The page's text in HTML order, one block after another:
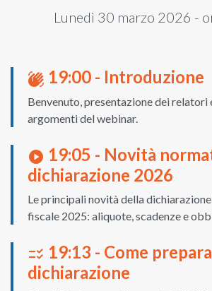
Lunedì 30 marzo 2026 -
waving_hand 19:00 - Introduzione
Benvenuto, presentazione dei relatori
argomenti del webinar.
play_circle 19:05 - Novità
dichiarazione 2026
Le principali novità della
fiscale 2025: aliquote, scadenze e
checklist_rtl 19:13 - Come
dichiarazione